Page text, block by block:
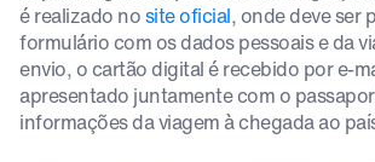
é realizado nosite oficial, onde deve ser
formulário com os dados pessoais e da
envio, o cartão digital é recebido por e-
apresentado juntamente com o
informações da viagem à chegada ao